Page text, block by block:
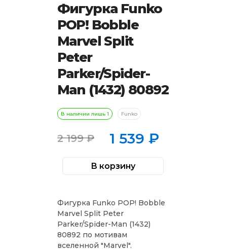
Фигурка Funko
POP! Bobble
Marvel Split
Peter
Parker/Spider-
Man (1432)​ 80892
В наличии лишь 1 Funko
2 199₽
Первоначальная
цена
составляла
199 ₽.
1 539 ₽
Текущая
цена:
Количество
товара
Bobble
Marvel
Split
Peter
Parker/Spider-
Man
(1432)​
В корзину
Фигурка Funko POP! Bobble
Marvel Split Peter
Parker/Spider-Man (1432)
80892 по мотивам
вселенной "Marvel".